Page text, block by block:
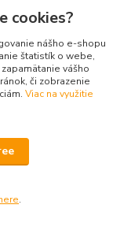
cookies?
nášho e-shopu
štatistík o webe,
vášho
či zobrazenie
Viac na využitie
.